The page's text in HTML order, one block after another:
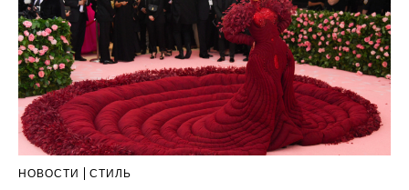
НОВОСТИ СТИЛЬ